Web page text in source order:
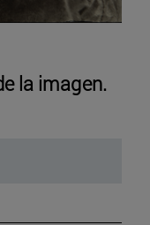
la imagen.